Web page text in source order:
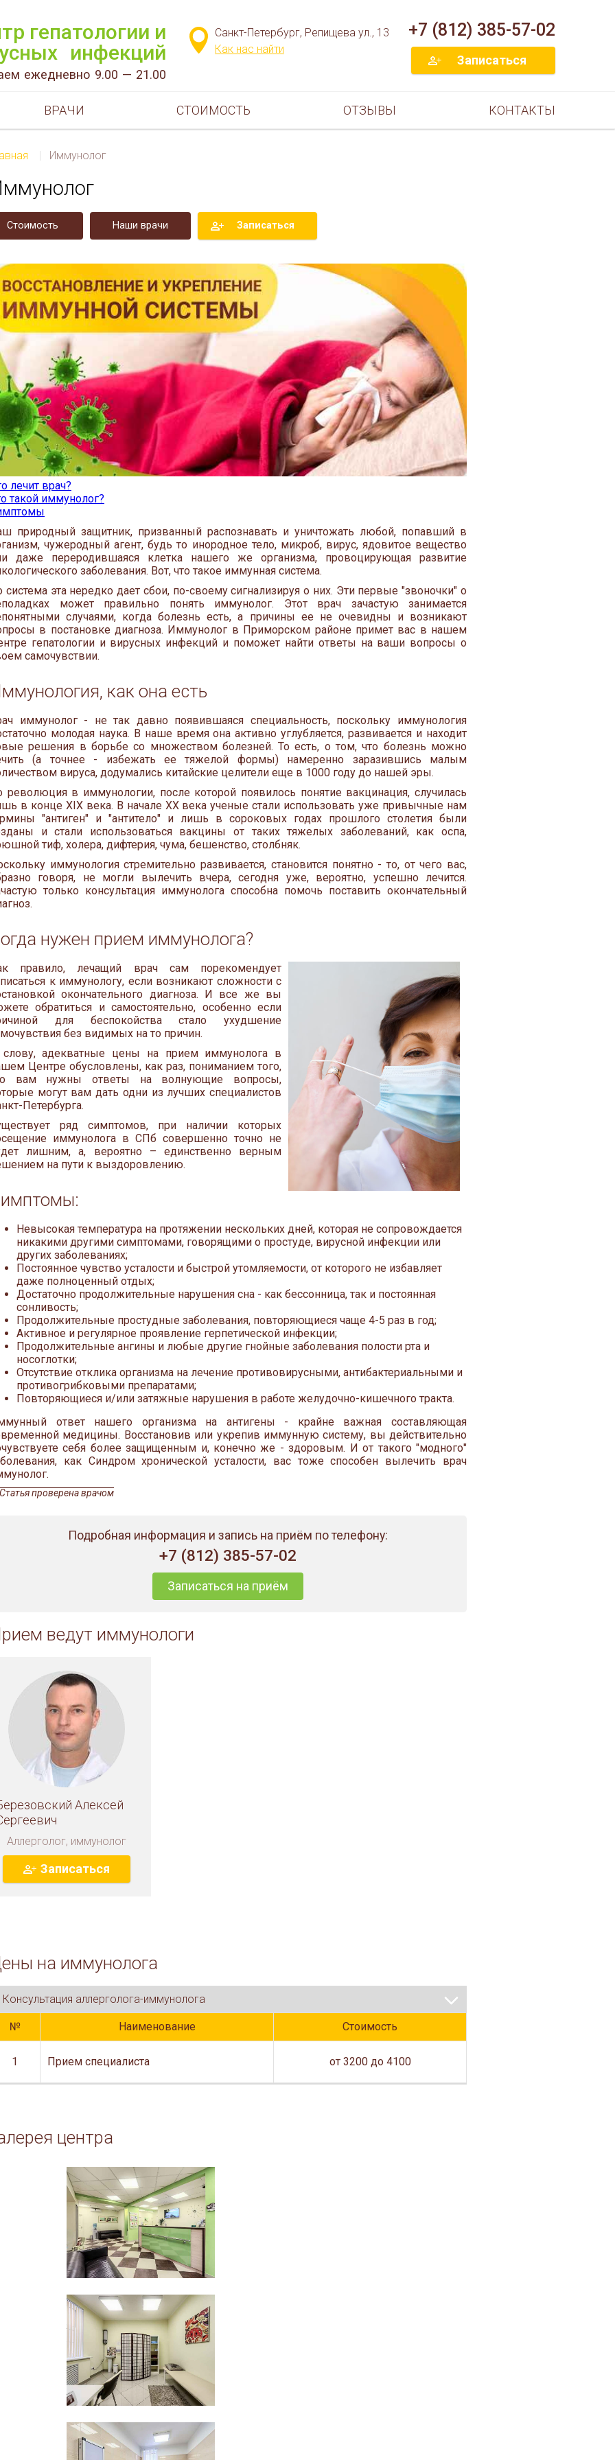
гепатологии и
инфекций
ежедневно 9.00 — 21.00
Санкт-Петербург, Репищева ул., 13
Как нас найти
+7 (812) 385-57-02
Записаться
ВРАЧИ СТОИМОСТЬ ОТЗЫВЫ КОНТАКТЫ
| Иммунолог
Стоимость Наши врачи Записаться
лечит врач?
такой иммунолог?
природный защитник, призванный распознавать и уничтожать любой, попавший в
чужеродный агент, будь то инородное тело, микроб, вирус, ядовитое вещество
даже переродившаяся клетка нашего же организма, провоцирующая развитие
заболевания. Вот, что такое иммунная система.
система эта нередко дает сбои, по-своему сигнализируя о них. Эти первые "звоночки" о
может правильно понять иммунолог. Этот врач зачастую занимается
случаями, когда болезнь есть, а причины ее не очевидны и возникают
в постановке диагноза. Иммунолог в Приморском районе примет вас в нашем
гепатологии и вирусных инфекций и поможет найти ответы на ваши вопросы о
самочувствии.
как она есть
иммунолог - не так давно появившаяся специальность, поскольку иммунология
молодая наука. В наше время она активно углубляется, развивается и находит
решения в борьбе со множеством болезней. То есть, о том, что болезнь можно
(а точнее - избежать ее тяжелой формы) намеренно заразившись малым
вируса, додумались китайские целители еще в 1000 году до нашей эры.
революция в иммунологии, после которой появилось понятие вакцинация, случилась
в конце XIX века. В начале XX века ученые стали использовать уже привычные нам
"антиген" и "антитело" и лишь в сороковых годах прошлого столетия были
и стали использоваться вакцины от таких тяжелых заболеваний, как оспа,
тиф, холера, дифтерия, чума, бешенство, столбняк.
иммунология стремительно развивается, становится понятно - то, от чего вас,
говоря, не могли вылечить вчера, сегодня уже, вероятно, успешно лечится.
только консультация иммунолога способна помочь поставить окончательный
нужен прием иммунолога?
правило, лечащий врач сам порекомендует
к иммунологу, если возникают сложности с
окончательного диагноза. И все же вы
обратиться и самостоятельно, особенно если
для беспокойства стало ухудшение
без видимых на то причин.
адекватные цены на прием иммунолога в
Центре обусловлены, как раз, пониманием того,
вам нужны ответы на волнующие вопросы,
могут вам дать одни из лучших специалистов
Петербурга.
ряд симптомов, при наличии которых
иммунолога в СПб совершенно точно не
лишним, а, вероятно – единственно верным
на пути к выздоровлению.
Невысокая температура на протяжении нескольких дней, которая не сопровождается
никакими другими симптомами, говорящими о простуде, вирусной инфекции или
других заболеваниях;
Постоянное чувство усталости и быстрой утомляемости, от которого не избавляет
даже полноценный отдых;
Достаточно продолжительные нарушения сна - как бессонница, так и постоянная
сонливость;
Продолжительные простудные заболевания, повторяющиеся чаще 4-5 раз в год;
Активное и регулярное проявление герпетической инфекции;
Продолжительные ангины и любые другие гнойные заболевания полости рта и
носоглотки;
Отсутствие отклика организма на лечение противовирусными, антибактериальными и
противогрибковыми препаратами;
Повторяющиеся и/или затяжные нарушения в работе желудочно-кишечного тракта.
ответ нашего организма на антигены - крайне важная составляющая
медицины. Восстановив или укрепив иммунную систему, вы действительно
себя более защищенным и, конечно же - здоровым. И от такого "модного"
как Синдром хронической усталости, вас тоже способен вылечить врач
проверена врачом
Подробная информация и запись на приём по телефону:
+7 (812) 385-57-02
Записаться на приём
ведут иммунологи
Алексей
Аллерголог, иммунолог
Записаться
на иммунолога
Консультация аллерголога-иммунолога
№ Наименование Стоимость
1 Прием специалиста от 3200 до 4100
центра